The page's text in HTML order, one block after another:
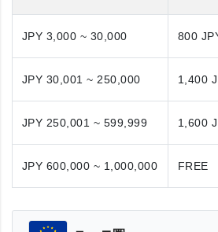
JPY 3,000 ~ 30,000 800
JPY 30,001 ~ 250,000 1,400
JPY 250,001 ~ 599,999 1,600
JPY 600,000 ~ 1,000,000 FREE